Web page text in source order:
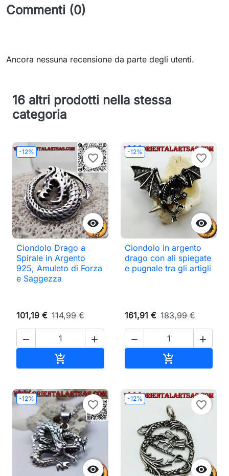
Commenti (0)
Ancora nessuna recensione da parte degli utenti.
16 altri prodotti nella stessa
categoria
-12%

favorite_border
Ciondolo Drago a
Spirale in Argento
925, Amuleto di Forza
e Saggezza
101,19 € 114,99 €
 

-12%

favorite_border
Ciondolo in argento
drago con ali spiegate
e pugnale tra gli artigli
161,91 € 183,99 €
 

-12%

favorite_border
-12%

favorite_border